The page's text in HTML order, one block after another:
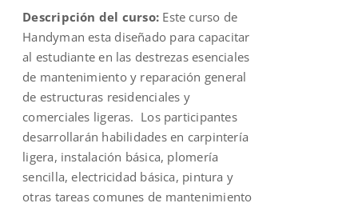
$300.00.$225.00.
Descripción del curso: Este curso de
Handyman esta diseñado para capacitar
al estudiante en las destrezas esenciales
de mantenimiento y reparación general
de estructuras residenciales y
comerciales ligeras. Los participantes
desarrollarán habilidades en carpintería
ligera, instalación básica, plomería
sencilla, electricidad básica, pintura y
otras tareas comunes de mantenimiento